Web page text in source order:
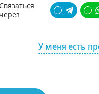
через
У меня есть